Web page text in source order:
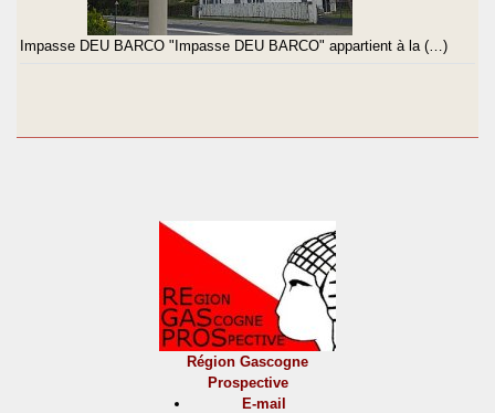
Impasse DEU BARCO "Impasse DEU BARCO" appartient à la (…)
Région Gascogne
Prospective
E-mail